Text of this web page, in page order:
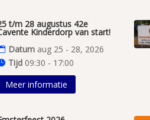
t/m 28 augustus 42e
Kinderdorp van start!
Datum aug 25 - 28, 2026
Tijd 09:30 - 17:00
Meer informatie